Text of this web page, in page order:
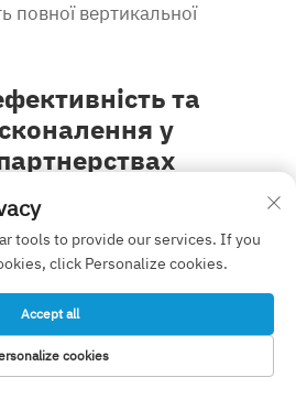
повної вертикальної
та
у
поставок та
цінності вимагає
виробничого партнера й
сировини,
з поверхневої обробки та
ЕЛЕКТРОННА
tools to provide our services. If you
click Personalize cookies.
cookies
Accept all